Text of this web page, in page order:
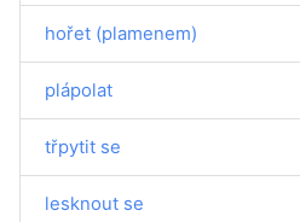
hořet (plamenem)
plápolat
třpytit se
lesknout se